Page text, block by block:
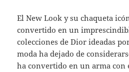
El New Look y su chaqueta
convertido en un
colecciones de Dior ideadas
moda ha dejado de
ha convertido en un arma con